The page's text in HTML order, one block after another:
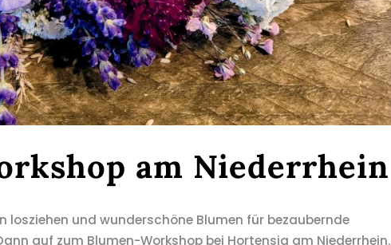
am Niederrhein
losziehen und wunderschöne Blumen für bezaubernde
auf zum Blumen-Workshop bei Hortensia am Niederrhein.